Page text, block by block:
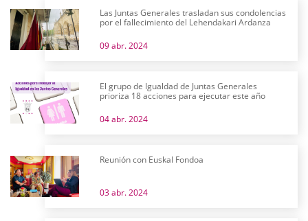
Las Juntas Generales trasladan sus condolencias
por el fallecimiento del Lehendakari Ardanza
09 abr. 2024
El grupo de Igualdad de Juntas Generales
prioriza 18 acciones para ejecutar este año
04 abr. 2024
Reunión con Euskal Fondoa
03 abr. 2024